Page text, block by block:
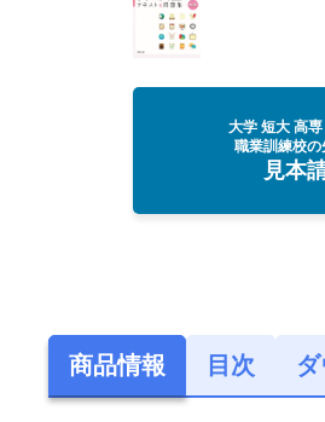
大学 短大 高
職業訓練校の
見本
商品情報 目次